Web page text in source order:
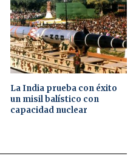
La India prueba con éxito
un misil balístico con
capacidad nuclear